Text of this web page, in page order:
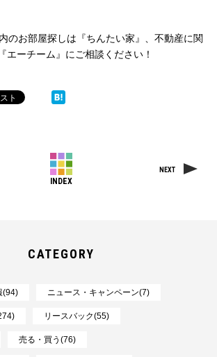
のお部屋探しは『ちんたい家』、不動産に関
エーチーム』にご相談ください！
INDEX
NEXT
CATEGORY
(94) ニュース・キャンペーン(7)
リースバック(55)
売る・買う(76)